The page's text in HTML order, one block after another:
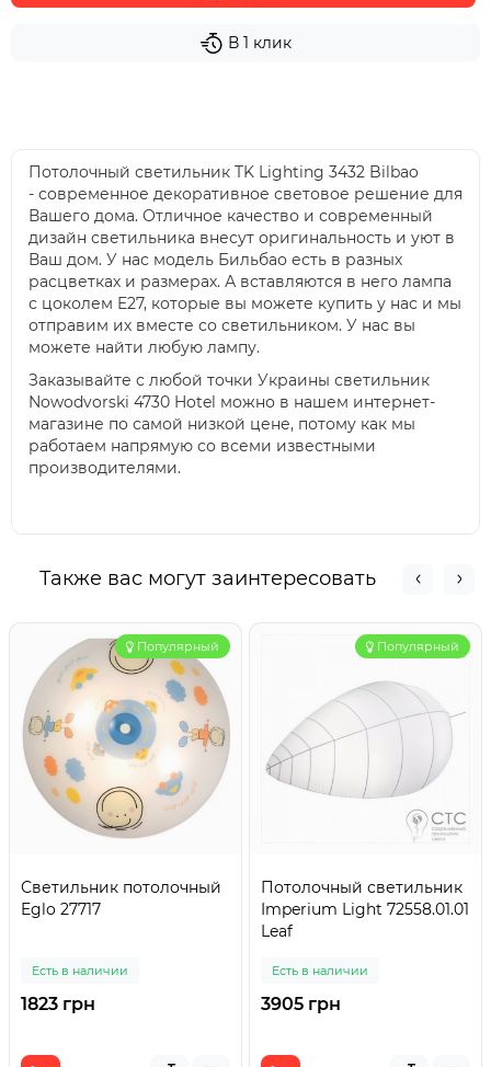
В 1 клик
Потолочный светильник TK Lighting 3432 Bilbao
- современное декоративное световое решение для
Вашего дома. Отличное качество и современный
дизайн светильника внесут оригинальность и уют в
Ваш дом. У нас модель Бильбао есть в разных
расцветках и размерах. А вставляются в него лампа
с цоколем E27, которые вы можете купить у нас и мы
отправим их вместе со светильником. У нас вы
можете найти любую лампу.
Заказывайте с любой точки Украины светильник
Nowodvorski 4730 Hotel можно в нашем интернет-
магазине по самой низкой цене, потому как мы
работаем напрямую со всеми известными
производителями.
Также вас могут заинтересовать
Популярный
Светильник потолочный
Eglo 27717
Есть в наличии
1823 грн
Популярный
Потолочный светильник
Imperium Light 72558.01.01
Leaf
Есть в наличии
3905 грн